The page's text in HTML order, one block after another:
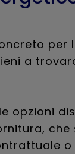
per
a
opzioni
o